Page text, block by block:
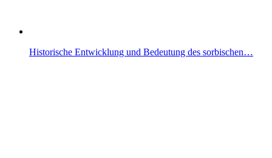
Historische Entwicklung und Bedeutung des sorbischen…